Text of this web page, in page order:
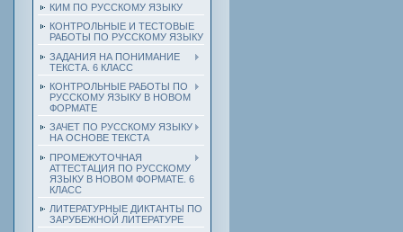
КИМ ПО РУССКОМУ ЯЗЫКУ
КОНТРОЛЬНЫЕ И ТЕСТОВЫЕ
РАБОТЫ ПО РУССКОМУ ЯЗЫКУ
ЗАДАНИЯ НА ПОНИМАНИЕ
ТЕКСТА. 6 КЛАСС
КОНТРОЛЬНЫЕ РАБОТЫ ПО
РУССКОМУ ЯЗЫКУ В НОВОМ
ФОРМАТЕ
ЗАЧЕТ ПО РУССКОМУ ЯЗЫКУ
НА ОСНОВЕ ТЕКСТА
ПРОМЕЖУТОЧНАЯ
АТТЕСТАЦИЯ ПО РУССКОМУ
ЯЗЫКУ В НОВОМ ФОРМАТЕ. 6
КЛАСС
ЛИТЕРАТУРНЫЕ ДИКТАНТЫ ПО
ЗАРУБЕЖНОЙ ЛИТЕРАТУРЕ